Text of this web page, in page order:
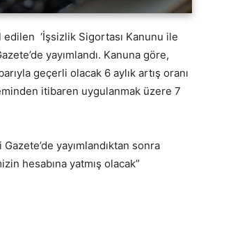
‘İşsizlik Sigortası Kanunu ile
yayımlandı. Kanuna göre,
geçerli olacak 6 aylık artış oranı
itibaren uygulanmak üzere 7
yayımlandıktan sonra
hesabına yatmış olacak”